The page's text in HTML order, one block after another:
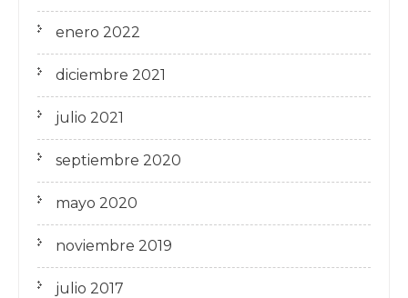
enero 2022
diciembre 2021
julio 2021
septiembre 2020
mayo 2020
noviembre 2019
julio 2017